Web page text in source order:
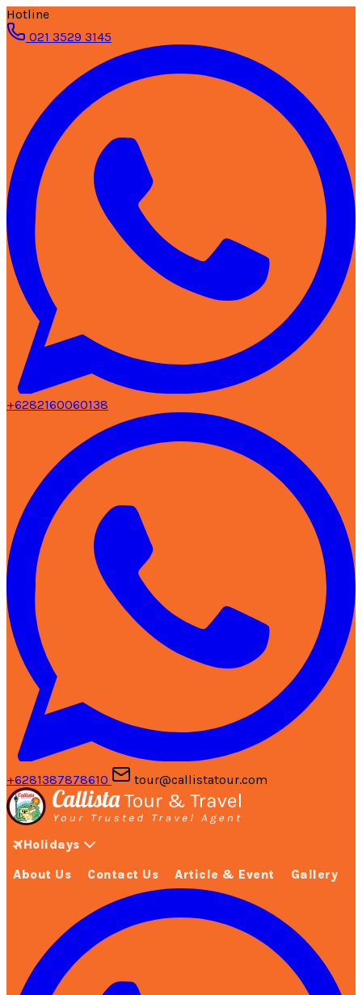
Hotline
021 3529 3145
+6282160060138
+6281387878610 tour@callistatour.com
Holidays
About Us Contact Us Article & Event Gallery